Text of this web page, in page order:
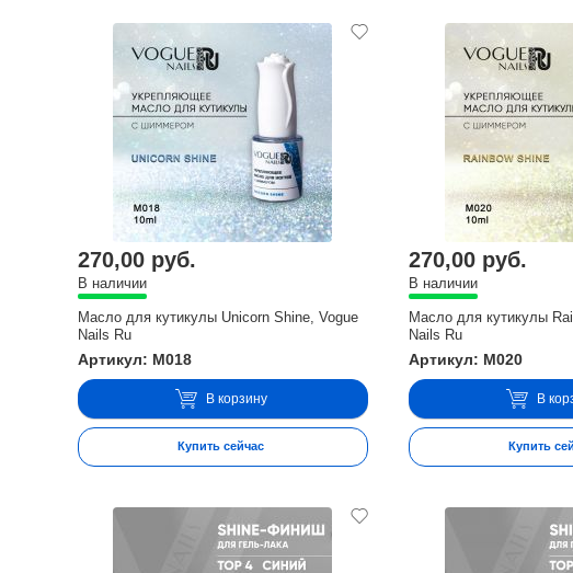
270,00 руб.
В наличии
Масло для кутикулы Unicorn Shine, Vogue
Nails Ru
Артикул: M018
В корзину
Купить сейчас
270,00 руб.
В наличии
Масло для кутикулы
Nails Ru
Артикул: M020
В
Купить